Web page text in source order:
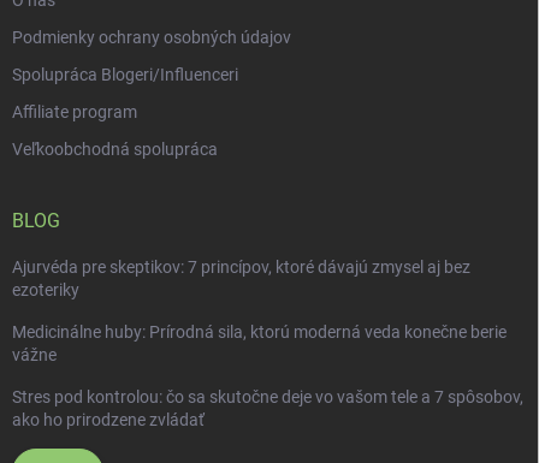
Podmienky ochrany osobných údajov
Spolupráca Blogeri/Influenceri
Affiliate program
Veľkoobchodná spolupráca
BLOG
Ajurvéda pre skeptikov: 7 princípov, ktoré dávajú zmysel aj bez
ezoteriky
Medicinálne huby: Prírodná sila, ktorú moderná veda konečne berie
vážne
Stres pod kontrolou: čo sa skutočne deje vo vašom tele a 7 spôsobov,
ako ho prirodzene zvládať